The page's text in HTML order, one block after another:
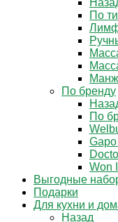
По
По бренду
По
Won
Выгодные
Подарки
Для кухни и
Назад